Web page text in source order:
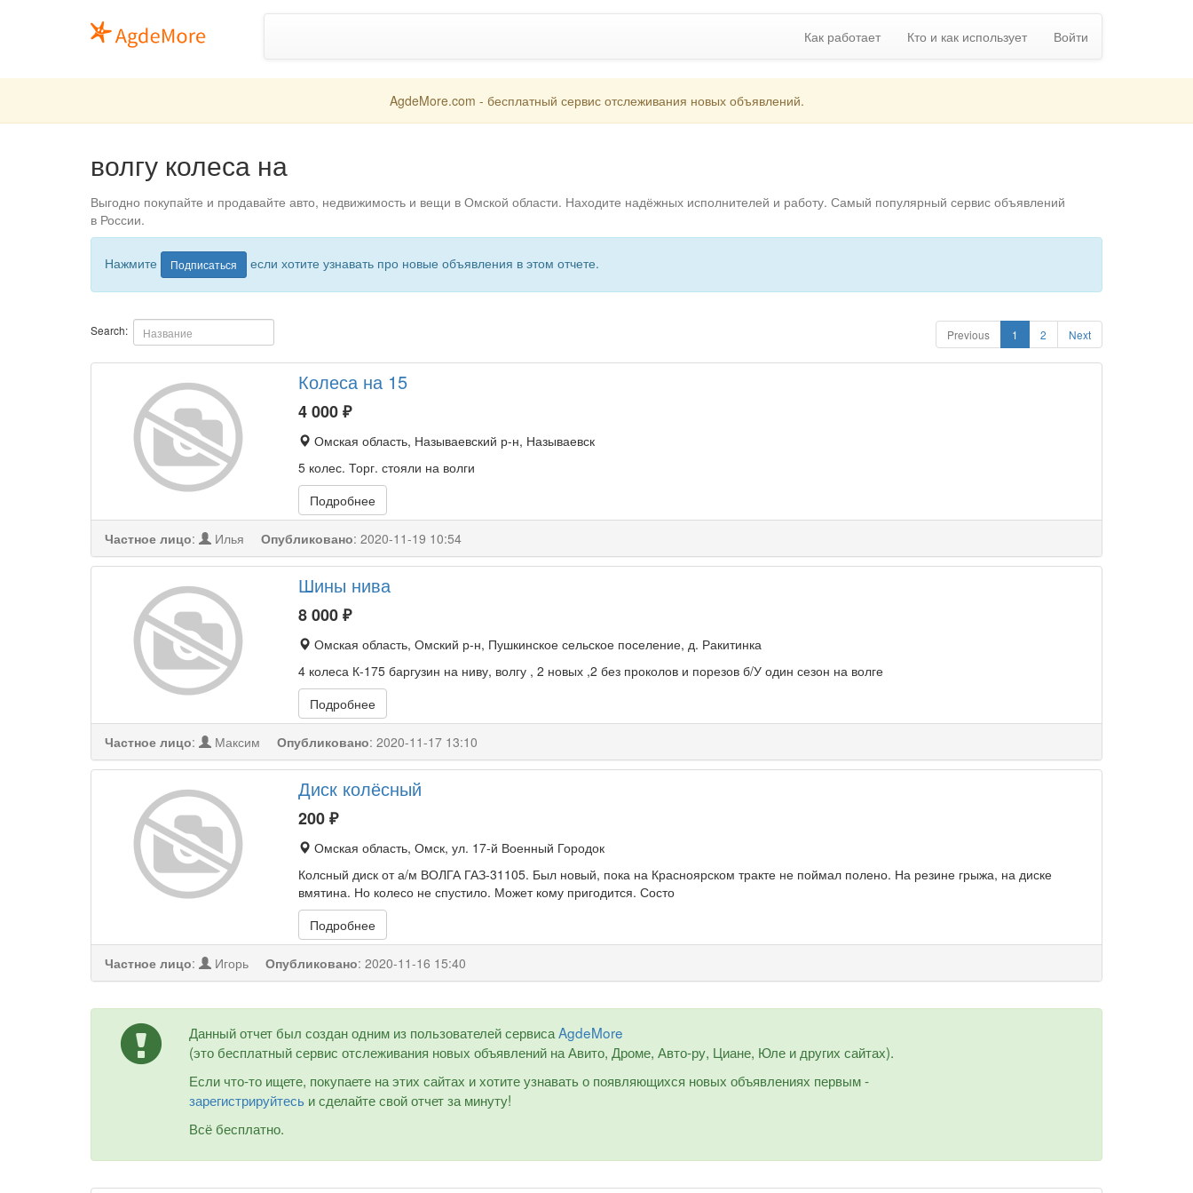
Как работает Кто и как использует Войти
AgdeMore.com - бесплатный сервис отслеживания новых объявлений.
волгу колеса на
Выгодно покупайте и продавайте авто, недвижимость и вещи в Омской области. Находите надёжных исполнителей и работу. Самый популярный сервис объявлений
в России.
Нажмите Подписаться если хотите узнавать про новые объявления в этом отчете.
Search: Previous 1 2 Next
Колеса на 15
4 000₽
Омская область, Называевский р-н, Называевск
5 колес. Торг. стояли на волги
Подробнее
Частное лицо: Илья Опубликовано: 2020-11-19 10:54
Шины нива
8 000₽
Омская область, Омский р-н, Пушкинское сельское поселение, д. Ракитинка
4 колеса К-175 баргузин на ниву, волгу , 2 новых ,2 без проколов и порезов б/У один сезон на волге
Подробнее
Частное лицо: Максим Опубликовано: 2020-11-17 13:10
Диск колёсный
200₽
Омская область, Омск, ул. 17-й Военный Городок
Колсный диск от а/м ВОЛГА ГАЗ-31105. Был новый, пока на Красноярском тракте не поймал полено. На резине грыжа, на диске
вмятина. Но колесо не спустило. Может кому пригодится. Состо
Подробнее
Частное лицо: Игорь Опубликовано: 2020-11-16 15:40
Данный отчет был создан одним из пользователей сервисаAgdeMore
(это бесплатный сервис отслеживания новых объявлений на Авито, Дроме, Авто-ру, Циане, Юле и других сайтах).
Если что-то ищете, покупаете на этих сайтах и хотите узнавать о появляющихся новых объявлениях первым -
зарегистрируйтесьи сделайте свой отчет за минуту!
Всё бесплатно.